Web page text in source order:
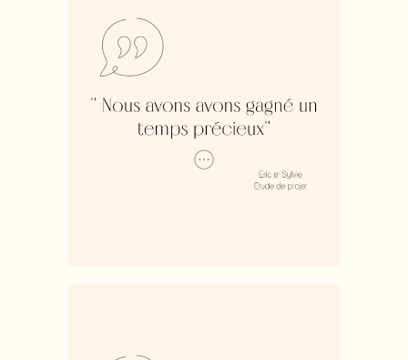
réaménager l’espace salon/cuisine
de notre maison. Gaëlle a su nous
écouter et comprendre nos
souhaits en terme d’ambiance, de
beau projet !!! Grâce à elle, nous
avons gagné un temps précieux et
bénéficié de conseils très judicieux
et de très belles idées !
Nous avons hâte de voir les